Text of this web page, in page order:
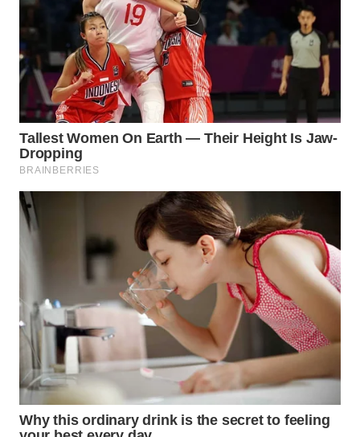
WN
SUMEDANG
WN
CIANJUR
WN
KEPULAUAN
TANGERANG
WN
BINJAI
WN
CIREBON